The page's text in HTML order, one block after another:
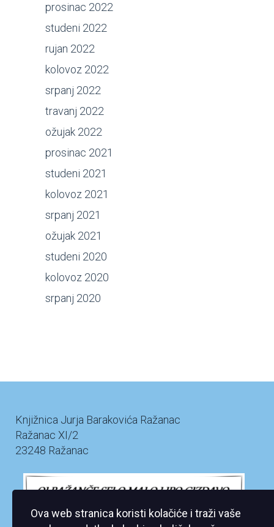
prosinac 2022
studeni 2022
rujan 2022
kolovoz 2022
srpanj 2022
travanj 2022
ožujak 2022
prosinac 2021
studeni 2021
kolovoz 2021
srpanj 2021
ožujak 2021
studeni 2020
kolovoz 2020
srpanj 2020
Knjižnica Jurja Barakovića Ražanac
Ražanac XI/2
23248 Ražanac
Ova web stranica koristi kolačiće i traži vaše